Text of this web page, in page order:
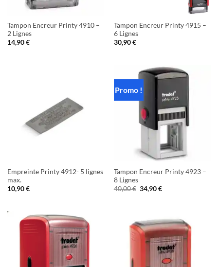
Tampon Encreur Printy 4910 –
2 Lignes
14,90€
Tampon Encreur Printy 4915 –
6 Lignes
30,90€
Empreinte Printy 4912- 5 lignes
max.
10,90€
Promo !
Tampon Encreur Printy 4923 –
8 Lignes
40,00€ Le
prix
34,90€Le